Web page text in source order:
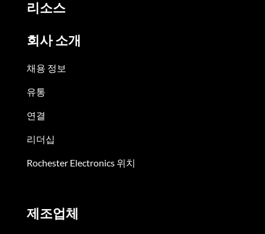
리소스
회사 소개
채용 정보
유통
연결
리더십
Rochester Electronics 위치
제조업체